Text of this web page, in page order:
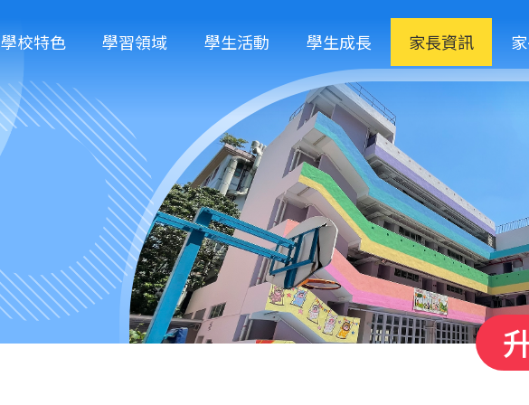
學校特色 學習領域 學生活動 學生成長 家長資訊